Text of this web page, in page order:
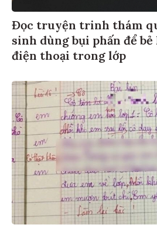
Đọc truyện trinh thám
sinh dùng bụi phấn để
điện thoại trong lớp